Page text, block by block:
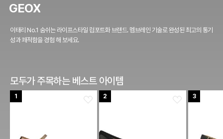
GEOX
이태리 No.1 숨쉬는 라이프스타일 컴포트화 브랜드. 멤브레인 기술로 완성된 최고의 통기
성과 쾌적함을 경험 해 보세요.
모두가 주목하는 베스트 아이템
1 2 3